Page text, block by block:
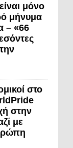
μόνο
μήνυμα
– «66
στο
στην
με